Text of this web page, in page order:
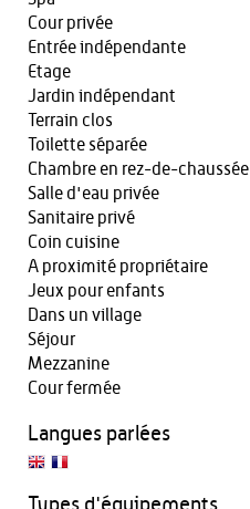
Cour privée
Entrée indépendante
Etage
Jardin indépendant
Terrain clos
Toilette séparée
Chambre en rez-de-chaussée
Salle d'eau privée
Sanitaire privé
Coin cuisine
A proximité propriétaire
Jeux pour enfants
Dans un village
Séjour
Mezzanine
Cour fermée
Langues parlées